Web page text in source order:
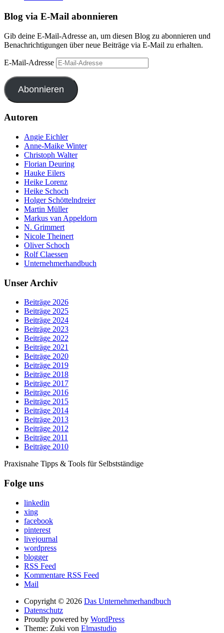
Blog via E-Mail abonnieren
Gib deine E-Mail-Adresse an, um diesen Blog zu abonnieren und
Benachrichtigungen über neue Beiträge via E-Mail zu erhalten.
E-Mail-Adresse
Abonnieren
Autoren
Angie Eichler
Anne-Maike Winter
Christoph Walter
Florian Deuring
Hauke Eilers
Heike Lorenz
Heike Schoch
Holger Schöttelndreier
Martin Müller
Markus van Appeldorn
N. Grimmert
Nicole Theinert
Oliver Schoch
Rolf Claessen
Unternehmerhandbuch
Unser Archiv
Beiträge 2026
Beiträge 2025
Beiträge 2024
Beiträge 2023
Beiträge 2022
Beiträge 2021
Beiträge 2020
Beiträge 2019
Beiträge 2018
Beiträge 2017
Beiträge 2016
Beiträge 2015
Beiträge 2014
Beiträge 2013
Beiträge 2012
Beiträge 2011
Beiträge 2010
Praxisnahe Tipps & Tools für Selbstständige
Folge uns
linkedin
xing
facebook
pinterest
livejournal
wordpress
blogger
RSS Feed
Kommentare RSS Feed
Mail
Copyright © 2026 Das Unternehmerhandbuch
Datenschutz
Proudly powered by WordPress
Theme: Zuki von Elmastudio